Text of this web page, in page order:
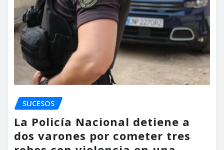
SUCESOS
La Policía Nacional detiene a
dos varones por cometer tres